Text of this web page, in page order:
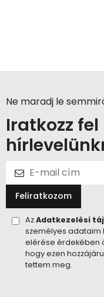
Ne maradj le
Iratkozz fel
Feliratkozom
AzAdatkezelési
személyes adataim
elérése érdekében
hogy ezen
tettem meg.